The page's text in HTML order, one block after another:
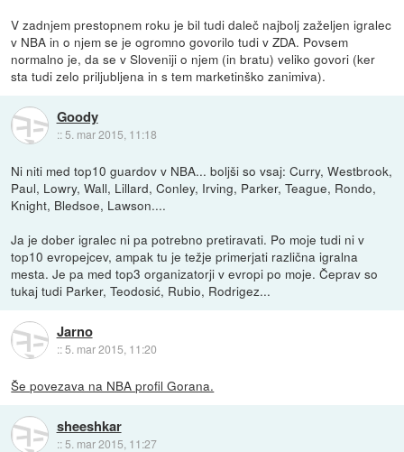
V zadnjem prestopnem roku je bil tudi daleč najbolj zaželjen igralec
v NBA in o njem se je ogromno govorilo tudi v ZDA. Povsem
normalno je, da se v Sloveniji o njem (in bratu) veliko govori (ker
sta tudi zelo priljubljena in s tem marketinško zanimiva).
Goody
:: 5. mar 2015, 11:18
Ni niti med top10 guardov v NBA... boljši so vsaj: Curry, Westbrook,
Paul, Lowry, Wall, Lillard, Conley, Irving, Parker, Teague, Rondo,
Knight, Bledsoe, Lawson....
Ja je dober igralec ni pa potrebno pretiravati. Po moje tudi ni v
top10 evropejcev, ampak tu je težje primerjati različna igralna
mesta. Je pa med top3 organizatorji v evropi po moje. Čeprav so
tukaj tudi Parker, Teodosić, Rubio, Rodrigez...
Jarno
::5. mar 2015, 11:20
Še povezava na NBA profil Gorana.
sheeshkar
:: 5. mar 2015, 11:27